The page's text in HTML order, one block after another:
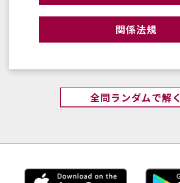
関係法規
全問ランダムで解く